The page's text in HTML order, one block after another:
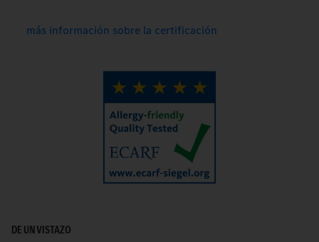
más información sobre la certificación
DE UN VISTAZO